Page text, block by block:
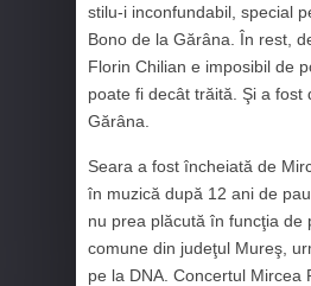
stilu-i inconfundabil, special
Bono de la Gărâna. În rest,
Florin Chilian e imposibil de
poate fi decât trăită. Şi a fost
Gărâna.
Seara a fost încheiată de
în muzică după 12 ani de
nu prea plăcută în funcţia de
comune din judeţul Mureş,
pe la DNA. Concertul Mircea